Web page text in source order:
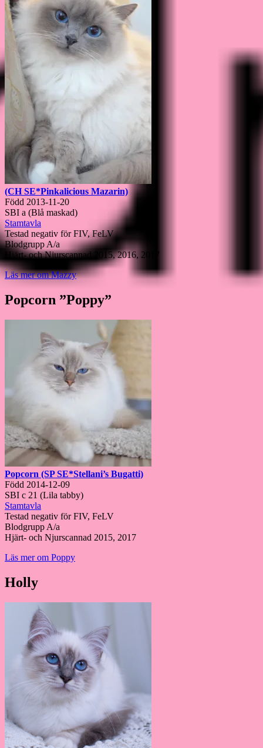
(CH SE*Pinkalicious Mazarin)
Född 2013-11-20
SBI a (Blå maskad)
Stamtavla
Testad negativ för FIV, FeLV
Blodgrupp A/a
Hjärt- och Njurscannad 2015, 2016, 2017
Läs mer om Mazzy
Popcorn ”Poppy”
Popcorn (SP SE*Stellani’s Bugatti)
Född 2014-12-09
SBI c 21 (Lila tabby)
Stamtavla
Testad negativ för FIV, FeLV
Blodgrupp A/a
Hjärt- och Njurscannad 2015, 2017
Läs mer om Poppy
Holly